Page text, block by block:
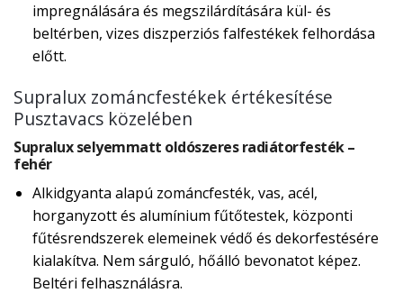
impregnálására és megszilárdítására kül- és
beltérben, vizes diszperziós falfestékek felhordása
előtt.
Supralux zománcfestékek értékesítése
Pusztavacs közelében
Supralux selyemmatt oldószeres radiátorfesték –
fehér
Alkidgyanta alapú zománcfesték, vas, acél,
horganyzott és alumínium fűtőtestek, központi
fűtésrendszerek elemeinek védő és dekorfestésére
kialakítva. Nem sárguló, hőálló bevonatot képez.
Beltéri felhasználásra.